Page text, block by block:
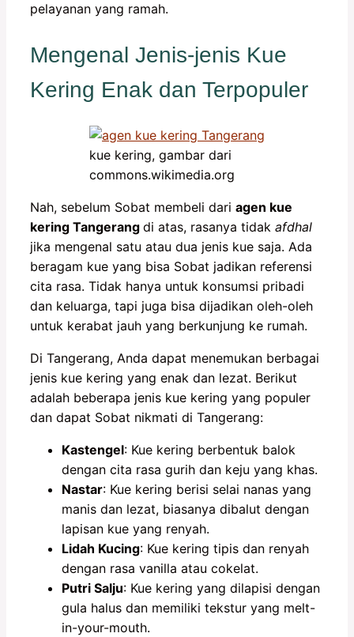
pelayanan yang ramah.
Mengenal Jenis-jenis Kue
Kering Enak dan Terpopuler
kue kering, gambar dari
commons.wikimedia.org
Nah, sebelum Sobat membeli dari agen kue
kering Tangerang di atas, rasanya tidak afdhal
jika mengenal satu atau dua jenis kue saja. Ada
beragam kue yang bisa Sobat jadikan referensi
cita rasa. Tidak hanya untuk konsumsi pribadi
dan keluarga, tapi juga bisa dijadikan oleh-oleh
untuk kerabat jauh yang berkunjung ke rumah.
Di Tangerang, Anda dapat menemukan berbagai
jenis kue kering yang enak dan lezat. Berikut
adalah beberapa jenis kue kering yang populer
dan dapat Sobat nikmati di Tangerang:
Kastengel: Kue kering berbentuk balok
dengan cita rasa gurih dan keju yang khas.
Nastar: Kue kering berisi selai nanas yang
manis dan lezat, biasanya dibalut dengan
lapisan kue yang renyah.
Lidah Kucing: Kue kering tipis dan renyah
dengan rasa vanilla atau cokelat.
Putri Salju: Kue kering yang dilapisi dengan
gula halus dan memiliki tekstur yang melt-
in-your-mouth.